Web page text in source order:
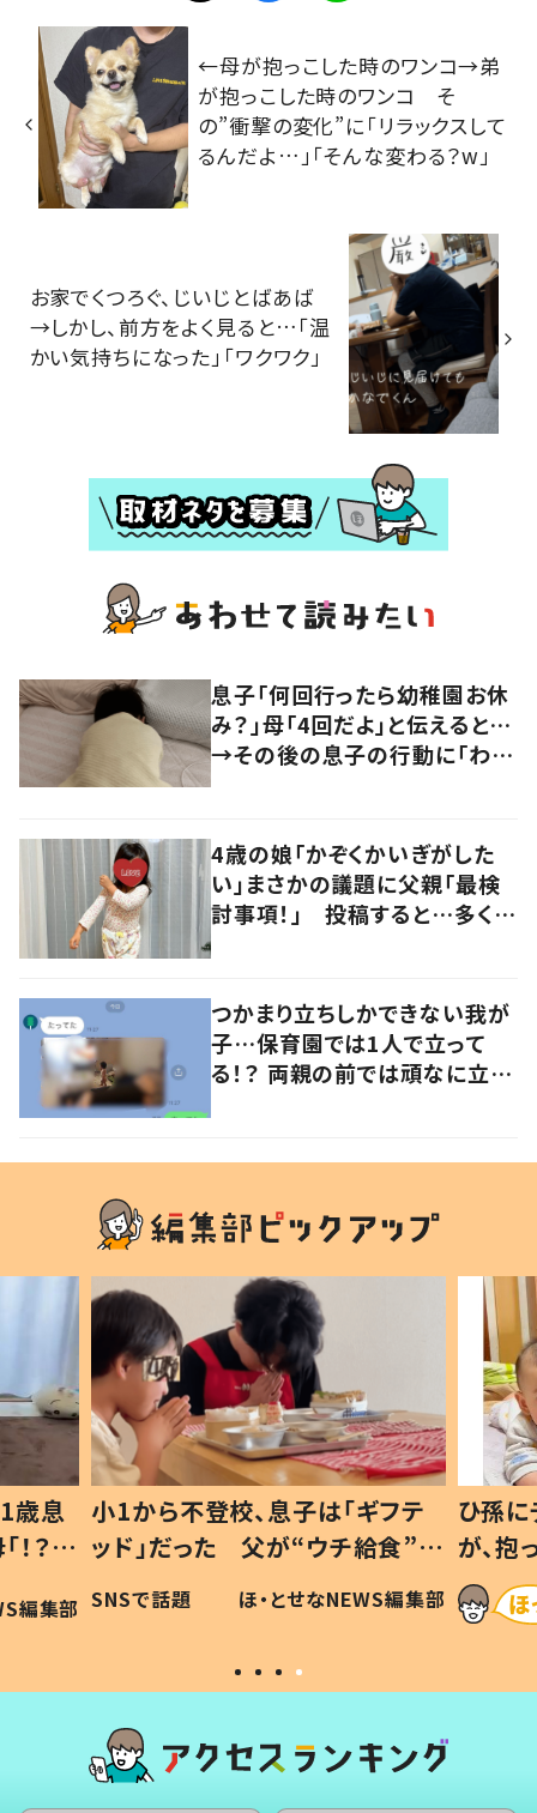
←母が抱っこした時のワンコ→弟
が抱っこした時のワンコ そ
の”衝撃の変化”に「リラックスして
るんだよ…」「そんな変わる？w」
お家でくつろぐ、じいじとばあば
→しかし、前方をよく見ると…「温
かい気持ちになった」「ワクワク」
息子「何回行ったら幼稚園お休
み？」母「4回だよ」と伝えると…
→その後の息子の行動に「わか
4歳の娘「かぞくかいぎがした
い」まさかの議題に父親「最検
討事項！」 投稿すると…多くの
つかまり立ちしかできない我が
子…保育園では1人で立って
る！？ 両親の前では頑なに立た
歳息
？」
編集部
小1から不登校、息子は「ギフテ
ッド」だった 父が“ウチ給食”を
作り続ける理由とは #令和の親
#令和の子
SNSで話題 ほ・とせなNEWS編集部
ひ孫
が、
「涙が
い」